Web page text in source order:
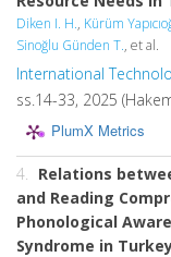
Diken I. H., Kürüm
Sinoğlu Günden T., et al.
International
ss.14-33, 2025
PlumX Metrics
4.
Relations
and Reading
Phonological
Syndrome in